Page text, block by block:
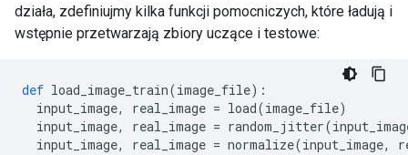
działa, zdefiniujmy kilka funkcji pomocniczych, które ładują i
wstępnie przetwarzają zbiory uczące i testowe:
def load_image_train(image_file):
input_image, real_image = load(image_file)
input_image, real_image = random_jitter(
input_image, real_image = normalize(input_image,